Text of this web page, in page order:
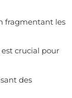
fragmentant les
est crucial pour
des